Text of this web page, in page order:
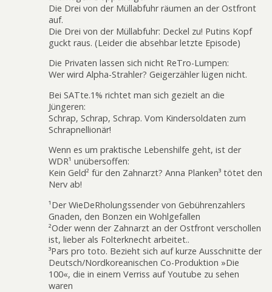
Die Drei von der Müllabfuhr räumen an der Ostfront
auf.
Die Drei von der Müllabfuhr: Deckel zu! Putins Kopf
guckt raus. (Leider die absehbar letzte Episode)
Die Privaten lassen sich nicht ReTro-Lumpen:
Wer wird Alpha-Strahler? Geigerzähler lügen nicht.
Bei SATte.1% richtet man sich gezielt an die
Jüngeren:
Schrap, Schrap, Schrap. Vom Kindersoldaten zum
Schrapnellionär!
Wenn es um praktische Lebenshilfe geht, ist der
WDR¹ unübersoffen:
Kein Geld² für den Zahnarzt? Anna Planken³ tötet den
Nerv ab!
¹Der WieDeRholungssender von Gebührenzahlers
Gnaden, den Bonzen ein Wohlgefallen
²Oder wenn der Zahnarzt an der Ostfront verschollen
ist, lieber als Folterknecht arbeitet..
³Pars pro toto. Bezieht sich auf kurze Ausschnitte der
Deutsch/Nordkoreanischen Co-Produktion »Die
100«, die in einem Verriss auf Youtube zu sehen
waren